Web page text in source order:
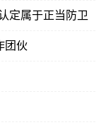
定属于正当防卫
团伙